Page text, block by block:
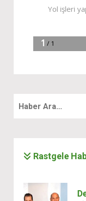
Rastgele